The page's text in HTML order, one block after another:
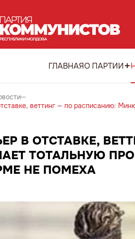
ГЛАВНАЯО ПАРТИИ
веттинг — по расписанию:
В ОТСТАВКЕ,
ТОТАЛЬНУЮ
НЕ ПОМЕХА